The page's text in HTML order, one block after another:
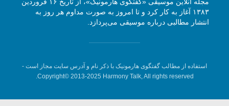
۱۳۸۳ آغاز به کار کرد و تا امروز به صورت مداوم هر روز به
انتشار مطالبی درباره موسیقی می‌پردازد.
استفاده از مطالب گفتگوی هارمونیک با ذکر نام و آدرس سایت مجاز است -
Copyright© 2013-2025 Harmony Talk, All rights reserved.